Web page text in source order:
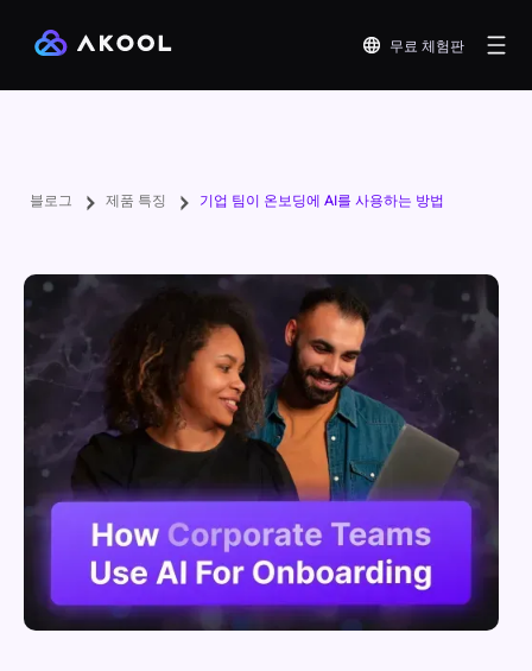
무료 체험판
블로그 제품 특징 기업 팀이 온보딩에 AI를 사용하는 방법